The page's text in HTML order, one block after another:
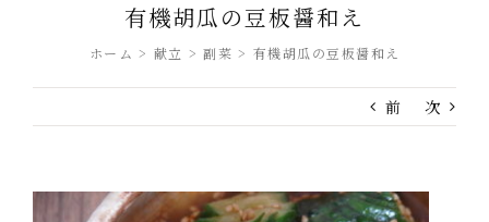
有機胡瓜の豆板醤和え
ホーム 献立 副菜 有機胡瓜の豆板醤和え
前 次